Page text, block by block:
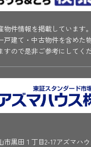
件情報を掲載しています。
戸建て・中古物件を含めた
すので是非ご参考にしてくだ
市黒田１丁目2-17アズマハ